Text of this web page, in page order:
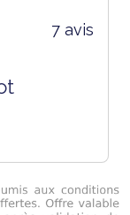
7 avis